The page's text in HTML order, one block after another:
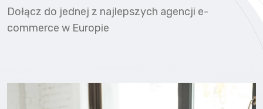
Dołącz do jednej z najlepszych agencji e-
commerce w Europie